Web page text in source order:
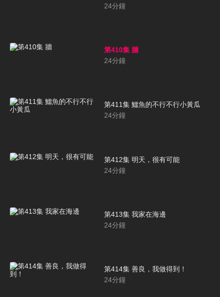
24分鐘
第410集 牆
24分鐘
第411集 鱷魚的不行不行小黃瓜
24分鐘
第412集 明天，很有可能
24分鐘
第413集 我家在海邊
24分鐘
第414集 善良，我做得到！
24分鐘